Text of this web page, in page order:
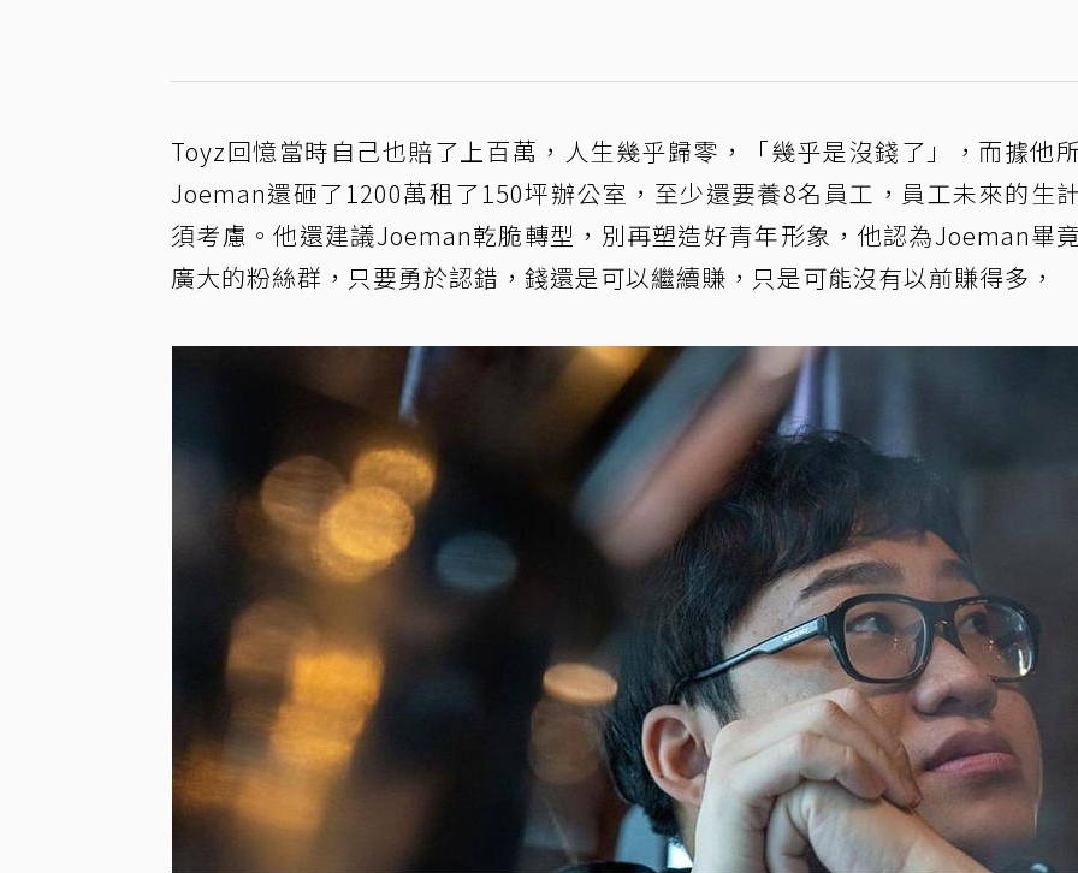
Toyz回憶當時自己也賠了上百萬，人生幾乎歸零，「幾乎是沒錢了」，而據他
Joeman還砸了1200萬租了150坪辦公室，至少還要養8名員工，員工未來的生
須考慮。他還建議Joeman乾脆轉型，別再塑造好青年形象，他認為Joeman畢
廣大的粉絲群，只要勇於認錯，錢還是可以繼續賺，只是可能沒有以前賺得多，